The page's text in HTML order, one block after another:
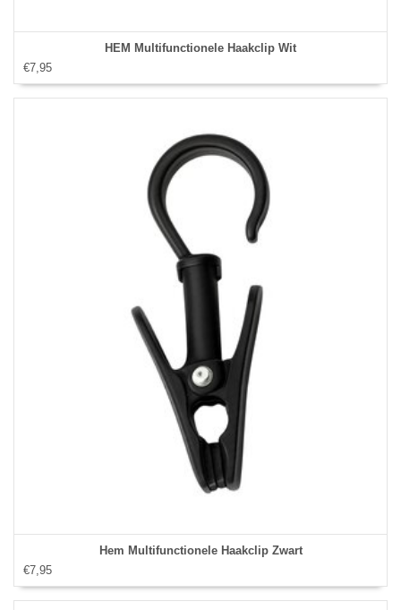
HEM Multifunctionele Haakclip Wit
€7,95
Hem Multifunctionele Haakclip Zwart
€7,95